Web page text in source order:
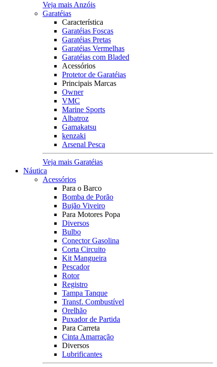
Veja mais Anzóis
Garatéias
Característica
Garatéias Foscas
Garatéias Pretas
Garatéias Vermelhas
Garatéias com Bladed
Acessórios
Protetor de Garatéias
Principais Marcas
Owner
VMC
Marine Sports
Albatroz
Gamakatsu
kenzaki
Arsenal Pesca
Veja mais Garatéias
Náutica
Acessórios
Para o Barco
Bomba de Porão
Bujão Viveiro
Para Motores Popa
Diversos
Bulbo
Conector Gasolina
Corta Circuito
Kit Mangueira
Pescador
Rotor
Registro
Tampa Tanque
Transf. Combustível
Orelhão
Puxador de Partida
Para Carreta
Cinta Amarração
Diversos
Lubrificantes